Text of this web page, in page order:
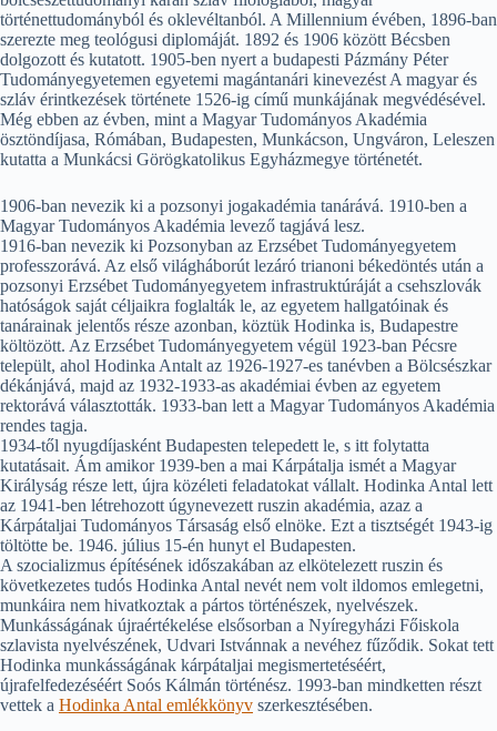
történettudományból és oklevéltanból. A Millennium évében, 1896-ban
szerezte meg teológusi diplomáját. 1892 és 1906 között Bécsben
dolgozott és kutatott. 1905-ben nyert a budapesti Pázmány Péter
Tudományegyetemen egyetemi magántanári kinevezést A magyar és
szláv érintkezések története 1526-ig című munkájának megvédésével.
Még ebben az évben, mint a Magyar Tudományos Akadémia
ösztöndíjasa, Rómában, Budapesten, Munkácson, Ungváron, Leleszen
kutatta a Munkácsi Görögkatolikus Egyházmegye történetét.
1906-ban nevezik ki a pozsonyi jogakadémia tanárává. 1910-ben a
Magyar Tudományos Akadémia levező tagjává lesz.
1916-ban nevezik ki Pozsonyban az Erzsébet Tudományegyetem
professzorává. Az első világháborút lezáró trianoni békedöntés után a
pozsonyi Erzsébet Tudományegyetem infrastruktúráját a csehszlovák
hatóságok saját céljaikra foglalták le, az egyetem hallgatóinak és
tanárainak jelentős része azonban, köztük Hodinka is, Budapestre
költözött. Az Erzsébet Tudományegyetem végül 1923-ban Pécsre
települt, ahol Hodinka Antalt az 1926-1927-es tanévben a Bölcsészkar
dékánjává, majd az 1932-1933-as akadémiai évben az egyetem
rektorává választották. 1933-ban lett a Magyar Tudományos Akadémia
rendes tagja.
1934-től nyugdíjasként Budapesten telepedett le, s itt folytatta
kutatásait. Ám amikor 1939-ben a mai Kárpátalja ismét a Magyar
Királyság része lett, újra közéleti feladatokat vállalt. Hodinka Antal lett
az 1941-ben létrehozott úgynevezett ruszin akadémia, azaz a
Kárpátaljai Tudományos Társaság első elnöke. Ezt a tisztségét 1943-ig
töltötte be. 1946. július 15-én hunyt el Budapesten.
A szocializmus építésének időszakában az elkötelezett ruszin és
következetes tudós Hodinka Antal nevét nem volt ildomos emlegetni,
munkáira nem hivatkoztak a pártos történészek, nyelvészek.
Munkásságának újraértékelése elsősorban a Nyíregyházi Főiskola
szlavista nyelvészének, Udvari Istvánnak a nevéhez fűződik. Sokat tett
Hodinka munkásságának kárpátaljai megismertetéséért,
újrafelfedezéséért Soós Kálmán történész. 1993-ban mindketten részt
vettek a Hodinka Antal emlékkönyv szerkesztésében.